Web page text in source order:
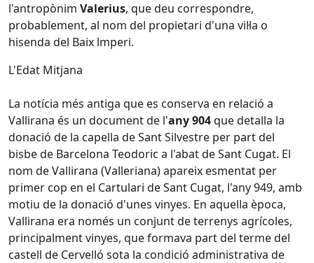
l'antropònim Valerius, que deu correspondre,
probablement, al nom del propietari d'una vil·la o
hisenda del Baix lmperi.
L'Edat Mitjana
La notícia més antiga que es conserva en relació a
Vallirana és un document de l'any 904que detalla la
donació de la capella de Sant Silvestre per part del
bisbe de Barcelona Teodoric a l'abat de Sant Cugat. El
nom de Vallirana (Valleriana) apareix esmentat per
primer cop en el Cartulari de Sant Cugat, l'any 949, amb
motiu de la donació d'unes vinyes. En aquella època,
Vallirana era només un conjunt de terrenys agrícoles,
principalment vinyes, que formava part del terme del
castell de Cervelló sota la condició administrativa de